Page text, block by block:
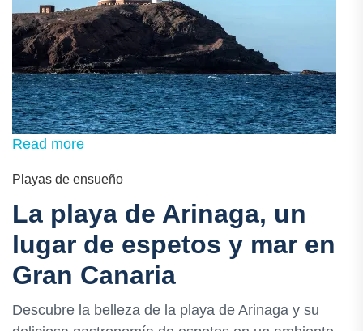
Read more
Playas de ensueño
La playa de Arinaga, un
lugar de espetos y mar en
Gran Canaria
Descubre la belleza de la playa de Arinaga y su